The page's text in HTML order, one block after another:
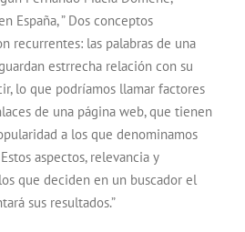
España, ” Dos conceptos
recurrentes: las palabras de una
estrrecha relación con su
lo que podríamos llamar factores
de una página web, que tienen
a los que denominamos
Estos aspectos, relevancia y
que deciden en un buscador el
sus resultados.”